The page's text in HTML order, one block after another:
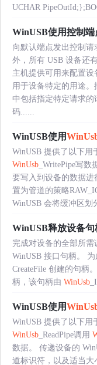
UCHAR
WinUSB使用控制
向默认端点发出控制
外，所有 USB 设备还
主机提供可用来配置
用于设备特定的用途
中包括指定特定请求
码......
WinUSB使用
WinUSB 提供了以下用
WinUsb _WritePipe写数
要写入到设备的数据
置为管道的策略
WinUSB 会将缓冲区划
WinUSB释放设备句
完成对设备的全部所
WinUSB 接口句柄。
CreateFile 创建的句柄。
柄，该句柄由 WinUsb
WinUSB使用
WinUSB 提供了以下用
WinUsb _ReadPipe调用
数据。 传递设备的
道标识符，以及适当